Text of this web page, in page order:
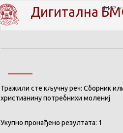
ДигиталнаЋИР
Тражили сте кључну реч: Сборник
христианину потребнихи молениј
Укупно пронађено резултата: 1